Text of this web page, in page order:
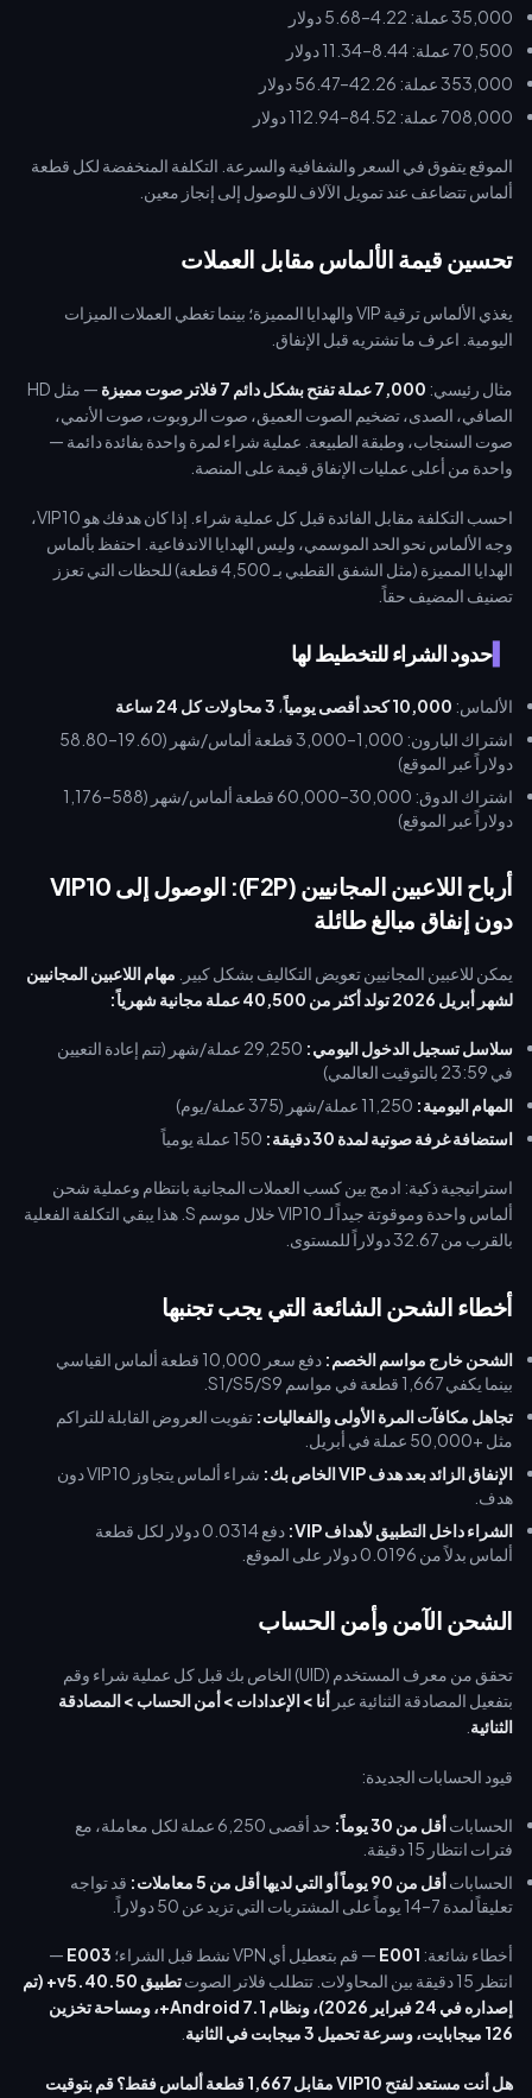
35,000 عملة: 4.22–5.68 دولار
70,500 عملة: 8.44–11.34 دولار
353,000 عملة: 42.26–56.47 دولار
708,000 عملة: 84.52–112.94 دولار
الموقع يتفوق في السعر والشفافية والسرعة. التكلفة المنخفضة لكل قطعة
ألماس تتضاعف عند تمويل الآلاف للوصول إلى إنجاز معين.
تحسين قيمة الألماس مقابل العملات
يغذي الألماس ترقية VIP والهدايا المميزة؛ بينما تغطي العملات الميزات
اليومية. اعرف ما تشتريه قبل الإنفاق.
مثال رئيسي: 7,000 عملة تفتح بشكل دائم 7 فلاتر صوت مميزة
— مثل HD
الصافي، الصدى، تضخيم الصوت العميق، صوت الروبوت، صوت الأنمي،
صوت السنجاب، وطبقة الطبيعة. عملية شراء لمرة واحدة بفائدة دائمة —
واحدة من أعلى عمليات الإنفاق قيمة على المنصة.
احسب التكلفة مقابل الفائدة قبل كل عملية شراء. إذا كان هدفك هو VIP10،
وجه الألماس نحو الحد الموسمي، وليس الهدايا الاندفاعية. احتفظ بألماس
الهدايا المميزة (مثل الشفق القطبي بـ 4,500 قطعة) للحظات التي تعزز
تصنيف المضيف حقاً.
حدود الشراء للتخطيط لها
الألماس: 10,000 كحد أقصى يومياً ، 3 محاولات كل 24 ساعة
اشتراك البارون: 1,000–3,000 قطعة ألماس/شهر (19.60–58.80
دولاراً عبر الموقع)
اشتراك الدوق: 30,000–60,000 قطعة ألماس/شهر (588–1,176
دولاراً عبر الموقع)
أرباح اللاعبين المجانيين (F2P): الوصول إلى VIP10
دون إنفاق مبالغ طائلة
يمكن للاعبين المجانيين تعويض التكاليف بشكل كبير. مهام اللاعبين المجانيين
لشهر أبريل 2026 تولد أكثر من 40,500 عملة مجانية شهرياً:
سلاسل تسجيل الدخول اليومي:
29,250 عملة/شهر (تتم إعادة التعيين
في 23:59 بالتوقيت العالمي)
المهام اليومية:
استضافة غرفة صوتية لمدة 30 دقيقة:
استراتيجية ذكية: ادمج بين كسب العملات المجانية بانتظام وعملية شحن
ألماس واحدة وموقوتة جيداً لـ VIP10 خلال موسم S. هذا يبقي التكلفة الفعلية
بالقرب من 32.67 دولاراً للمستوى.
أخطاء الشحن الشائعة التي يجب تجنبها
الشحن خارج مواسم الخصم:
دفع سعر 10,000 قطعة ألماس القياسي
بينما يكفي 1,667 قطعة في مواسم S1/S5/S9.
تجاهل مكافآت المرة الأولى والفعاليات: تفويت العروض القابلة للتراكم
مثل +50,000 عملة في أبريل.
الإنفاق الزائد بعد هدف VIP الخاص بك:
شراء ألماس يتجاوز VIP10 دون
هدف.
الشراء داخل التطبيق لأهداف VIP:
دفع 0.0314 دولار لكل قطعة
ألماس بدلاً من 0.0196 دولار على الموقع.
الشحن الآمن وأمن الحساب
تحقق من معرف المستخدم (UID) الخاص بك قبل كل عملية شراء وقم
بتفعيل المصادقة الثنائية عبر أنا > الإعدادات > أمن الحساب > المصادقة
الثنائية
قيود الحسابات الجديدة:
الحساباتأقل من 30 يوماً:
حد أقصى 6,250 عملة لكل معاملة، مع
فترات انتظار 15 دقيقة.
الحساباتأقل من 90 يوماً أو التي لديها أقل من 5 معاملات:
قد تواجه
تعليقاً لمدة 7–14 يوماً على المشتريات التي تزيد عن 50 دولاراً.
أخطاء شائعة: E001 — قم بتعطيل أي VPN نشط قبل الشراء؛ E003
—
انتظر 15 دقيقة بين المحاولات. تتطلب فلاتر الصوت
تطبيق v5.40.50+ (تم
إصداره في 24 فبراير 2026)، ونظام Android 7.1+، ومساحة تخزين
126 ميجابايت، وسرعة تحميل 3 ميجابت في الثانية
هل أنت مستعد لفتح VIP10 مقابل 1,667 قطعة ألماس فقط؟ قم بتوقيت